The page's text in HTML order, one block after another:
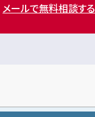
メールで無料相談する